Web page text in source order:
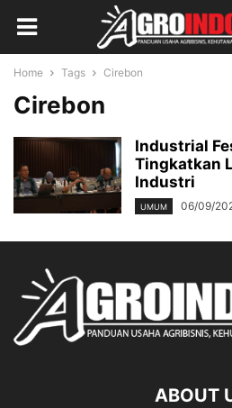
Home Tags Cirebon
Cirebon
Industrial
Tingkatkan
Industri
UMUM 06/09/
ABOUT